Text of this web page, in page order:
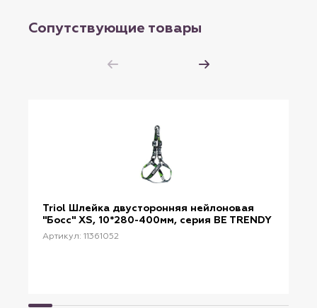
Сопутствующие товары
Triol Шлейка двусторонняя нейлоновая
"Босс" XS, 10*280-400мм, серия BE TRENDY
Артикул: 11361052